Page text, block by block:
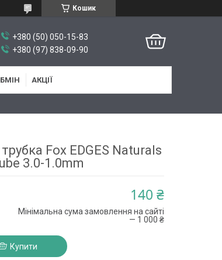
Кошик
+380 (50) 050-15-83
+380 (97) 838-09-90
АКЦІЇ
Fox EDGES Naturals
3.0-1.0mm
140 ₴
Мінімальна сума замовлення на сайті
— 1 000 ₴
Купити